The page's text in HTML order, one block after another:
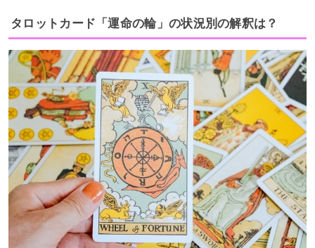
タロットカード「運命の輪」の状況別の解釈は？